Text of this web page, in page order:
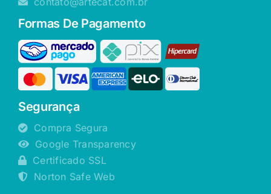
Formas De Pagamento
Segurança
Compra Segura
Google Transparency
Certificado SSL
Norton Safe Web